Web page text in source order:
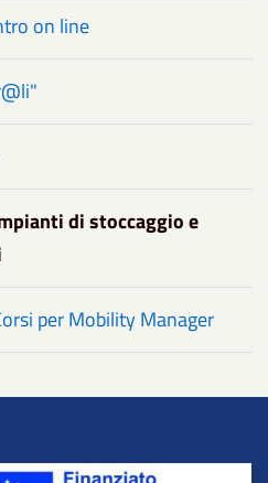
on line
di stoccaggio e
per Mobility Manager